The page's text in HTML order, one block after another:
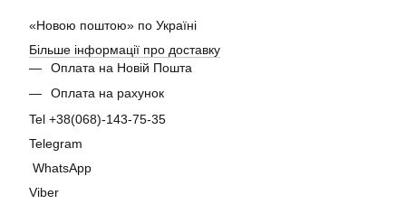
«Новою поштою» по Україні
Більше інформації про доставку
Оплата на Новій Пошта
Оплата на рахунок
Tel +38(068)-143-75-35
Telegram
WhatsApp
Viber